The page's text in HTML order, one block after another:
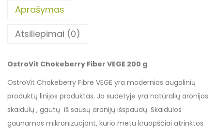
Aprašymas
Atsiliepimai (0)
OstroVit Chokeberry Fiber VEGE 200 g
OstroVit Chokeberry Fibre VEGE yra modernios augalinių
produktų linijos produktas. Jo sudėtyje yra natūralių aronijos
skaidulų , gautų iš sausų aronijų išspaudų. Skaidulos
gaunamos mikronizuojant, kurio metu kruopščiai atrinktos